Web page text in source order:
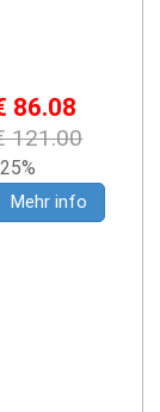
86.08
121.00
Mehr info